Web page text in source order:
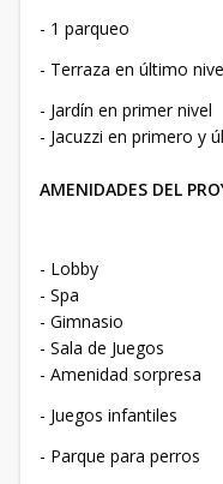
- 1 parqueo
- Terraza en último
- Jardín en primer nivel
- Jacuzzi en primero y
AMENIDADES DEL
- Lobby
- Spa
- Gimnasio
- Sala de Juegos
- Amenidad sorpresa
- Juegos infantiles
- Parque para perros